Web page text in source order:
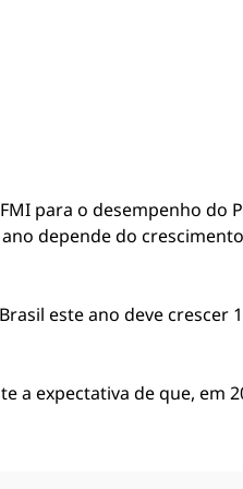
para o desempenho do
depende do
este ano deve
a expectativa de que, em